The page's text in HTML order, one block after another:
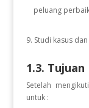
peluang
Studi kasus
1.3.
Setelah
untuk :